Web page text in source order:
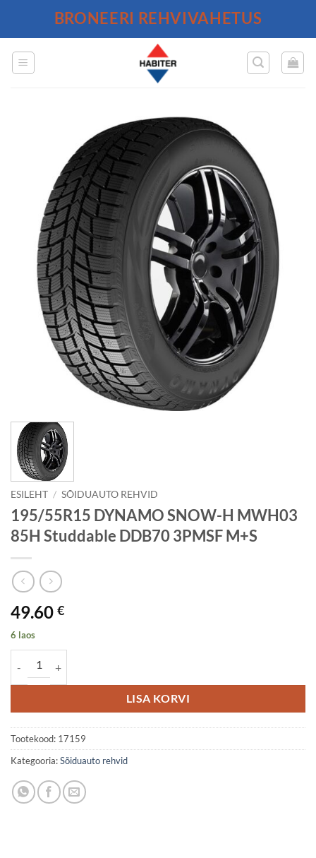
BRONEERI REHVIVAHETUS
ESILEHT / SÕIDUAUTO REHVID
195/55R15 DYNAMO SNOW-H MWH03
85H Studdable DDB70 3PMSF M+S
49.60 €
6 laos
LISA KORVI
Tootekood: 17159
Kategooria:Sõiduauto rehvid